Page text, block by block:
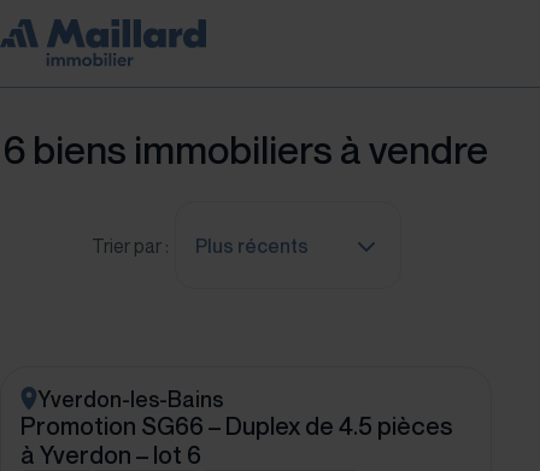
6 biens immobiliers à vendre
Trier par : Plus récents
Yverdon-les-Bains
Promotion SG66 – Duplex de 4.5 pièces
à Yverdon – lot 6